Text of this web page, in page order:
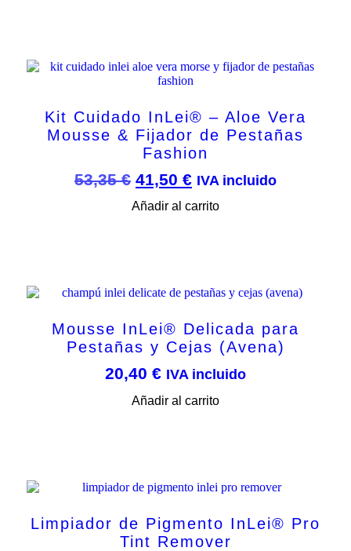
289,60 €
opciones
en
la
producto
Kit Cuidado InLei® – Aloe Vera
Mousse & Fijador de Pestañas
Fashion
53,35€ El
precio
original
41,50 €El
precio
actual
IVA incluido
Añadir al carrito
Mousse InLei® Delicada para
Pestañas y Cejas (Avena)
20,40 € IVA incluido
Añadir al carrito
Limpiador de Pigmento InLei® Pro
Tint Remover